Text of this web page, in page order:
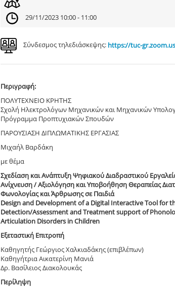
29/11/2023 10:00 - 11:00
Σύνδεσμος τηλεδιάσκεψης: https://tuc-
Περιγραφή:
ΠΟΛΥΤΕΧΝΕΙΟ ΚΡΗΤΗΣ
Σχολή Ηλεκτρολόγων Μηχανικών και Μηχανικών
Πρόγραμμα Προπτυχιακών Σπουδών
ΠΑΡΟΥΣΙΑΣΗ ΔΙΠΛΩΜΑΤΙΚΗΣ ΕΡΓΑΣΙΑΣ
Μιχαήλ Βαρδάκη
με θέμα
Σχεδίαση και Ανάπτυξη Ψηφιακού Διαδραστικού
Ανίχνευση / Αξιολόγηση και Υποβοήθηση Θεραπείας
Φωνολογίας και Άρθρωσης σε Παιδιά
Design and Development of a Digital Interactive Tool for
Detection/Assessment and Treatment support of
Articulation Disorders in Children
Εξεταστική Επιτροπή
Καθηγητής Γεώργιος Χαλκιαδάκης (επιβλέπων)
Καθηγήτρια Αικατερίνη Μανιά
Δρ. Βασίλειος Διακολουκάς
Περίληψη